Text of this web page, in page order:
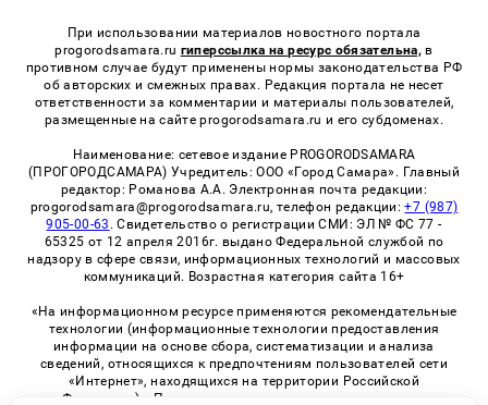
При использовании материалов новостного портала
progorodsamara.ru гиперссылка на ресурс обязательна, в
противном случае будут применены нормы законодательства РФ
об авторских и смежных правах. Редакция портала не несет
ответственности за комментарии и материалы пользователей,
размещенные на сайте progorodsamara.ru и его субдоменах.
Наименование: сетевое издание PROGORODSAMARA
(ПРОГОРОДСАМАРА) Учредитель: ООО «Город Самара». Главный
редактор: Романова А.А. Электронная почта редакции:
progorodsamara@progorodsamara.ru, телефон редакции:+7 (987)
905-00-63 . Свидетельство о регистрации СМИ: ЭЛ № ФС 77 -
65325 от 12 апреля 2016г. выдано Федеральной службой по
надзору в сфере связи, информационных технологий и массовых
коммуникаций. Возрастная категория сайта 16+
«На информационном ресурсе применяются рекомендательные
технологии (информационные технологии предоставления
информации на основе сбора, систематизации и анализа
сведений, относящихся к предпочтениям пользователей сети
«Интернет», находящихся на территории Российской
Федерации)». Правила применения рекомендательных